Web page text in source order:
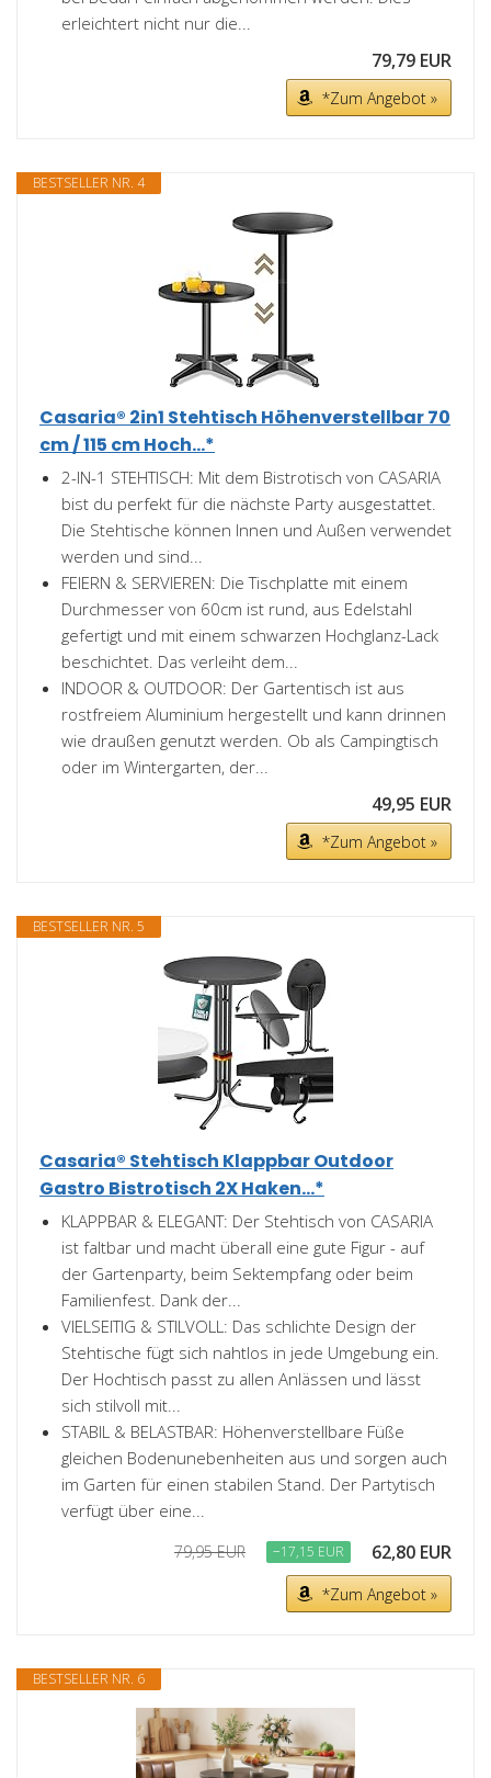
erleichtert nicht nur die...
79,79 EUR
*Zum Angebot »
BESTSELLER NR. 4
Casaria® 2in1 Stehtisch Höhenverstellbar 70
cm / 115 cm Hoch...*
2-IN-1 STEHTISCH: Mit dem Bistrotisch von CASARIA
bist du perfekt für die nächste Party ausgestattet.
Die Stehtische können Innen und Außen verwendet
werden und sind...
FEIERN & SERVIEREN: Die Tischplatte mit einem
Durchmesser von 60cm ist rund, aus Edelstahl
gefertigt und mit einem schwarzen Hochglanz-Lack
beschichtet. Das verleiht dem...
INDOOR & OUTDOOR: Der Gartentisch ist aus
rostfreiem Aluminium hergestellt und kann drinnen
wie draußen genutzt werden. Ob als Campingtisch
oder im Wintergarten, der...
49,95 EUR
*Zum Angebot »
BESTSELLER NR. 5
Casaria® Stehtisch Klappbar Outdoor
Gastro Bistrotisch 2X Haken...*
KLAPPBAR & ELEGANT: Der Stehtisch von CASARIA
ist faltbar und macht überall eine gute Figur - auf
der Gartenparty, beim Sektempfang oder beim
Familienfest. Dank der...
VIELSEITIG & STILVOLL: Das schlichte Design der
Stehtische fügt sich nahtlos in jede Umgebung ein.
Der Hochtisch passt zu allen Anlässen und lässt
sich stilvoll mit...
STABIL & BELASTBAR: Höhenverstellbare Füße
gleichen Bodenunebenheiten aus und sorgen auch
im Garten für einen stabilen Stand. Der Partytisch
verfügt über eine...
79,95 EUR −17,15 EUR 62,80 EUR
*Zum Angebot »
BESTSELLER NR. 6